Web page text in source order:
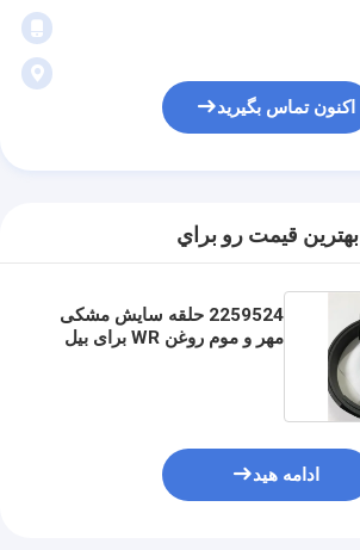
اکنون تماس بگیرید
بهترين قيمت رو براي
2259524 حلقه سایش مشکی
مهر و موم روغن WR برای بیل
ادامه هید